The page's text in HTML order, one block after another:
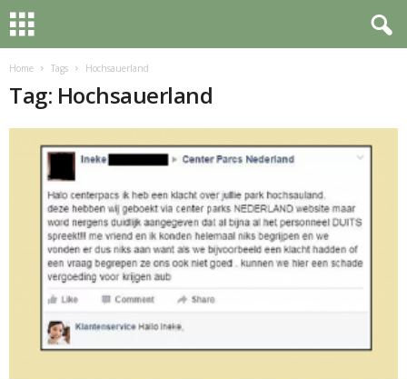
Home Tags Hochsauerland
Tag: Hochsauerland